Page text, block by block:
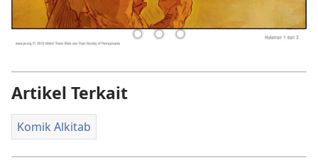
Artikel Terkait
Komik Alkitab